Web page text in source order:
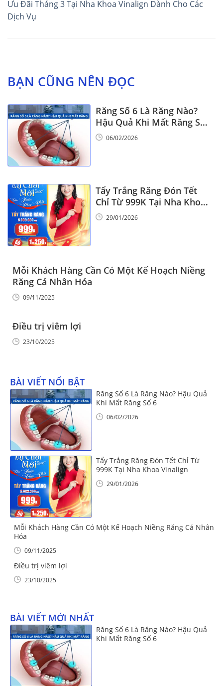
bài
viết
Ưu Đãi Tháng 3 Tại Nha Khoa Vinalign Dành Cho Các
Dịch Vụ
BẠN CŨNG NÊN ĐỌC
Răng Số 6 Là Răng Nào?
Hậu Quả Khi Mất Răng Số
6
06/02/2026
Tẩy Trắng Răng Đón Tết
Chỉ Từ 999K Tại Nha Khoa
Vinalign
29/01/2026
Mỗi Khách Hàng Cần Có Một Kế Hoạch Niềng
Răng Cá Nhân Hóa
09/11/2025
Điều trị viêm lợi
23/10/2025
BÀI VIẾT NỔI BẬT
Răng Số 6 Là Răng Nào? Hậu Quả
Khi Mất Răng Số 6
06/02/2026
Tẩy Trắng Răng Đón Tết Chỉ Từ
999K Tại Nha Khoa Vinalign
29/01/2026
Mỗi Khách Hàng Cần Có Một Kế Hoạch Niềng Răng Cá Nhân
Hóa
09/11/2025
Điều trị viêm lợi
23/10/2025
BÀI VIẾT MỚI NHẤT
Răng Số 6 Là Răng Nào? Hậu Quả
Khi Mất Răng Số 6